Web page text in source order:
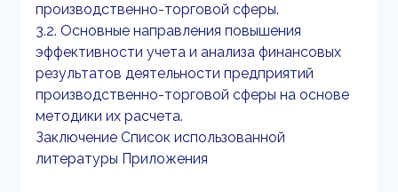
производственно-торговой сферы.
3.2. Основные направления повышения
эффективности учета и анализа финансовых
результатов деятельности предприятий
производственно-торговой сферы на основе
методики их расчета.
Заключение Список использованной
литературы Приложения